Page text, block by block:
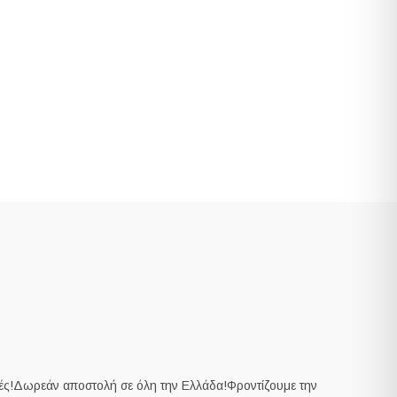
αποστολή σε όλη την Ελλάδα!Φροντίζουμε την